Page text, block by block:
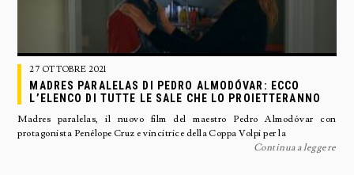
27 OTTOBRE 2021
MADRES PARALELAS DI PEDRO ALMODÓVAR: ECCO
L’ELENCO DI TUTTE LE SALE CHE LO PROIETTERANNO
Madres paralelas, il nuovo film del maestro Pedro Almodóvar con
protagonista Penélope Cruz e vincitrice della Coppa Volpi per la
Continua a leggere